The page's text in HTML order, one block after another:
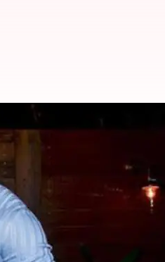
राष्ट्रपति
कर रही हैं।
सोशल मीडिया पर मस्ती करते
हैं।